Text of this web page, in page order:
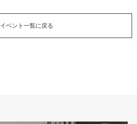
イベント一覧に戻る